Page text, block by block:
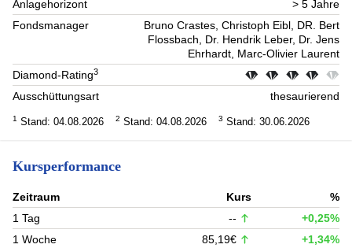
Anlagehorizont
> 5 Jahre
Fondsmanager
Bruno Crastes, Christoph Eibl, DR. Bert
Flossbach, Dr. Hendrik Leber, Dr. Jens
Ehrhardt, Marc-Olivier Laurent
Diamond-Rating3
Ausschüttungsart thesaurierend
1 Stand: 04.08.2026 2 Stand: 04.08.2026 3 Stand: 30.06.2026
Kursperformance
Zeitraum Kurs
%
1 Tag
--
+0,25%
1 Woche
85,19€
+1,34%